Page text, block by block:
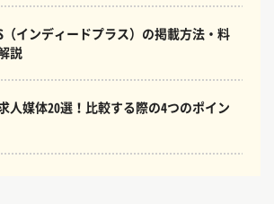
（インディードプラス）の掲載方法・料
説
人媒体20選！比較する際の4つのポイン